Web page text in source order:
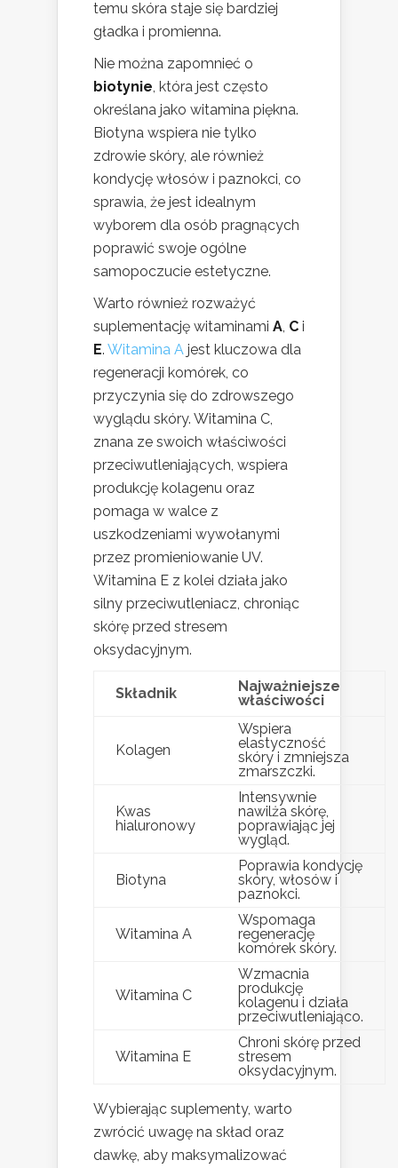
temu skóra staje się bardziej
gładka i promienna.
Nie można zapomnieć o
biotynie, która jest często
określana jako witamina piękna.
Biotyna wspiera nie tylko
zdrowie skóry, ale również
kondycję włosów i paznokci, co
sprawia, że jest idealnym
wyborem dla osób pragnących
poprawić swoje ogólne
samopoczucie estetyczne.
Warto również rozważyć
suplementację witaminami A, C i
E. Witamina A jest kluczowa dla
regeneracji komórek, co
przyczynia się do zdrowszego
wyglądu skóry. Witamina C,
znana ze swoich właściwości
przeciwutleniających, wspiera
produkcję kolagenu oraz
pomaga w walce z
uszkodzeniami wywołanymi
przez promieniowanie UV.
Witamina E z kolei działa jako
silny przeciwutleniacz, chroniąc
skórę przed stresem
oksydacyjnym.
Składnik
Najważniejsze
właściwości
Kolagen
Wspiera
elastyczność
skóry i zmniejsza
zmarszczki.
Kwas
hialuronowy
Intensywnie
nawilża skórę,
poprawiając jej
wygląd.
Biotyna
Poprawia kondycję
skóry, włosów i
paznokci.
Witamina A
Wspomaga
regenerację
komórek skóry.
Witamina C
Wzmacnia
produkcję
kolagenu i działa
przeciwutleniająco.
Witamina E
Chroni skórę przed
stresem
oksydacyjnym.
Wybierając suplementy, warto
zwrócić uwagę na skład oraz
dawkę, aby maksymalizować